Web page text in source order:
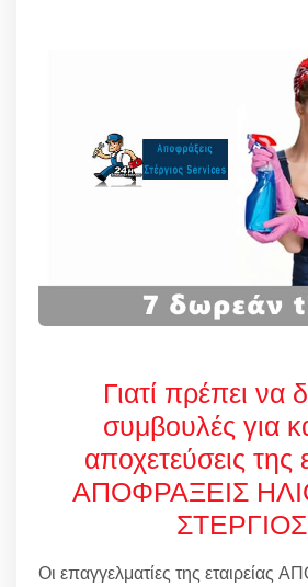
Γιατί πρέπει να
συμβουλές για
αποχετεύσεις της
ΑΠΟΦΡΑΞΕΙΣ
Οι επαγγελματίες της εταιρείας